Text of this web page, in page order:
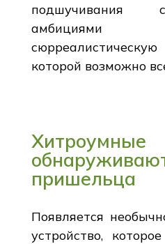
подшучивания
которой возможно
Хитроумные
пришельца
Появляется
устройство,